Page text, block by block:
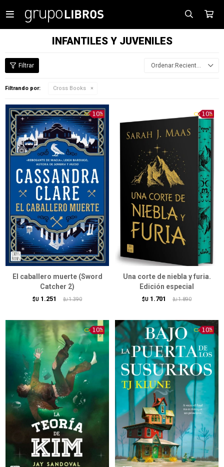

INFANTILES Y JUVENILES
Recientes
Filtrando por: Cross Books
El caballero muerte (Sword
Catcher 2)
$U 1.251 $U 1.390
Una corte de niebla y furia.
Edición especial
$U 1.701 $U 1.890